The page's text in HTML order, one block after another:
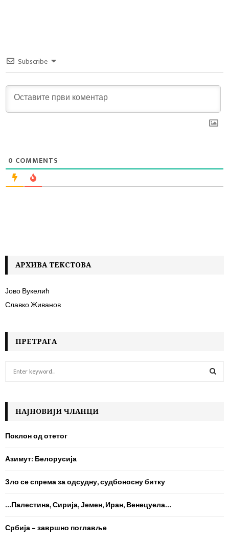
Subscribe
0 COMMENTS
АРХИВА ТЕКСТОВА
Јово Вукелић
Славко Живанов
ПРЕТРАГА
h
f
o
:
НАЈНОВИЈИ ЧЛАНЦИ
Поклон од отетог
Азимут: Белорусија
Зло се спрема за одсудну, судбоносну битку
…Палестина, Сирија, Јемен, Иран, Венецуела…
Србија – завршно поглавље